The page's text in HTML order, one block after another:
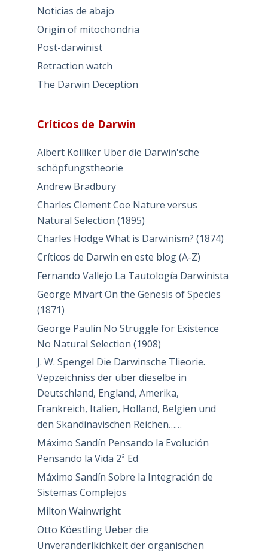
Noticias de abajo
Origin of mitochondria
Post-darwinist
Retraction watch
The Darwin Deception
Críticos de Darwin
Albert Kölliker Über die Darwin'sche
schöpfungstheorie
Andrew Bradbury
Charles Clement Coe Nature versus
Natural Selection (1895)
Charles Hodge What is Darwinism? (1874)
Críticos de Darwin en este blog (A-Z)
Fernando Vallejo La Tautología Darwinista
George Mivart On the Genesis of Species
(1871)
George Paulin No Struggle for Existence
No Natural Selection (1908)
J. W. Spengel Die Darwinsche Tlieorie.
Vepzeichniss der über dieselbe in
Deutschland, England, Amerika,
Frankreich, Italien, Holland, Belgien und
den Skandinavischen Reichen……
Máximo Sandín Pensando la Evolución
Pensando la Vida 2ª Ed
Máximo Sandín Sobre la Integración de
Sistemas Complejos
Milton Wainwright
Otto Köestling Ueber die
Unveränderlkichkeit der organischen